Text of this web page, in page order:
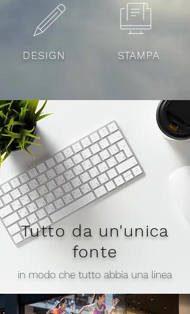
DESIGN STAMPA
Tutto da un'unica
fonte
in modo che tutto abbia una linea